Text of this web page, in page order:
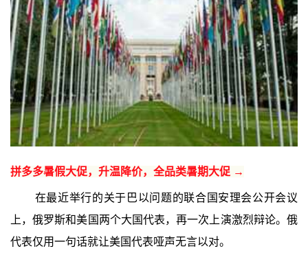
拼多多暑假大促，升温降价，全品类暑期大促 →
在最近举行的关于巴以问题的联合国安理会公开会议
上，俄罗斯和美国两个大国代表，再一次上演激烈辩论。俄
代表仅用一句话就让美国代表哑声无言以对。